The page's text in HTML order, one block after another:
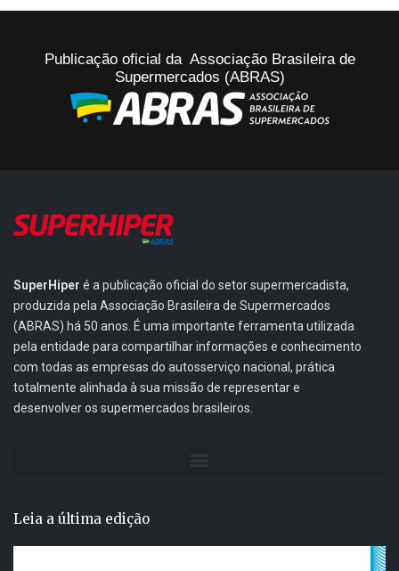
Publicação oficial da Associação Brasileira de
Supermercados (ABRAS)
SuperHiper é a publicação oficial do setor supermercadista,
produzida pela Associação Brasileira de Supermercados
(ABRAS) há 50 anos. É uma importante ferramenta utilizada
pela entidade para compartilhar informações e conhecimento
com todas as empresas do autosserviço nacional, prática
totalmente alinhada à sua missão de representar e
desenvolver os supermercados brasileiros.
Leia a última edição